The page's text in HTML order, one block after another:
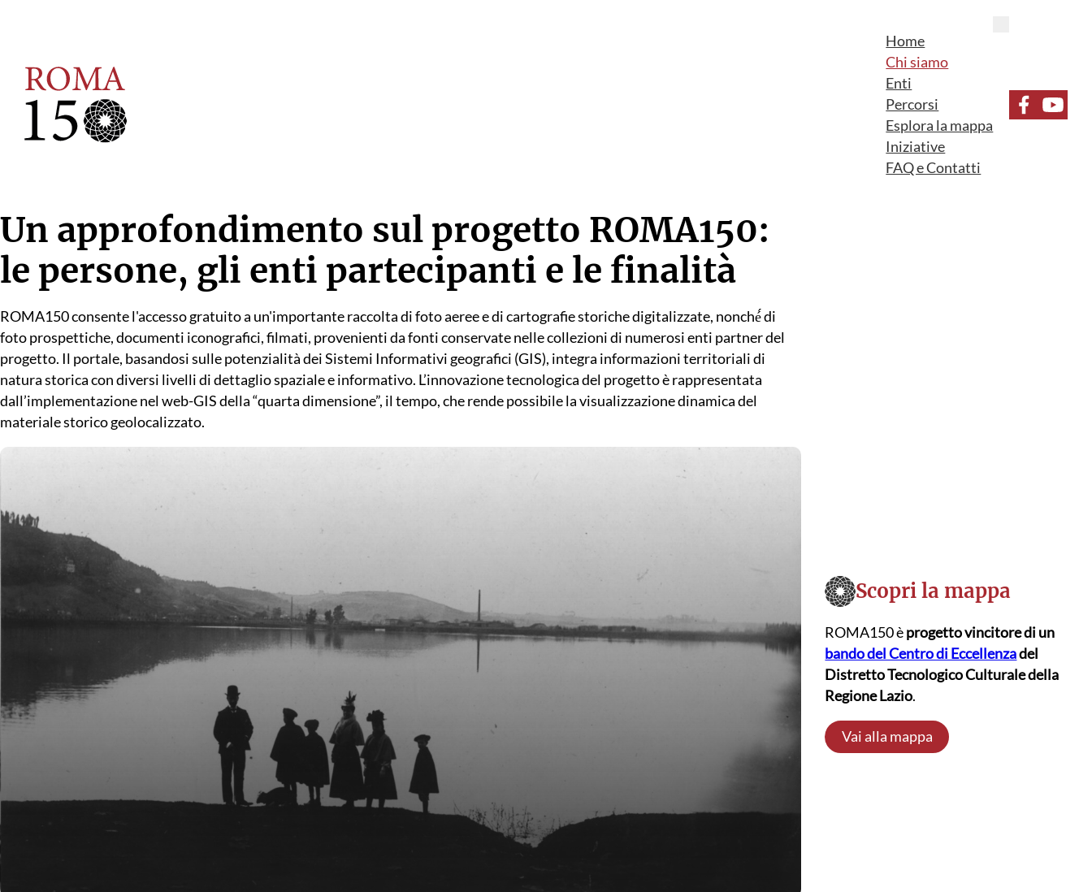
Home
Chi siamo
Enti
Percorsi
Esplora la mappa
Iniziative
FAQ e Contatti
Seguici su
Seguici
Un approfondimento sul progetto ROMA150:
le persone, gli enti partecipanti e le finalità
ROMA150 consente l'accesso gratuito a un'importante raccolta di foto aeree e di cartografie storiche digitalizzate, nonché́ di
foto prospettiche, documenti iconografici, filmati, provenienti da fonti conservate nelle collezioni di numerosi enti partner del
progetto. Il portale, basandosi sulle potenzialità dei Sistemi Informativi geografici (GIS), integra informazioni territoriali di
natura storica con diversi livelli di dettaglio spaziale e informativo. L’innovazione tecnologica del progetto è rappresentata
dall’implementazione nel web-GIS della “quarta dimensione”, il tempo, che rende possibile la visualizzazione dinamica del
materiale storico geolocalizzato.
Scopri la mappa
ROMA150 èprogetto vincitore di un
bando del Centro di Eccellenzadel
Distretto Tecnologico Culturale della
Regione Lazio.
Vai alla mappa